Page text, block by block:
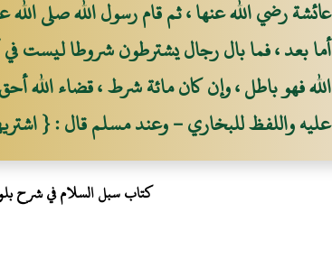
عائشة رضي الله عنها ، ثم قام رسول الله صلى
أما بعد ، فما بال رجال يشترطون شروطا ليست
الله فهو باطل ، وإن كان مائة شرط ، قضاء الله
عليه واللفظ للبخاري - وعند مسلم قال : {
كتاب سبل السلام في شرح بلوغ